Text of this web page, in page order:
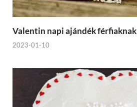
Valentin napi ajándék férfiaknak
2023-01-10